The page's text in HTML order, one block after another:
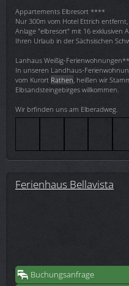
Appartements Elbresort ****
Nur 300m vom Hotel Ettrich
Anlage "elbresort" mit 16 exklusiven
Ihren Urlaub in der Sächsischen
Lanhaus Weißig-
In unseren Landhaus-
vom Kurort Rathen , heißen wir
Elbsandsteingebirges willkommen.
Wir brfinden uns am Elberadweg.
Ferienhaus Bellavista
Buchungsanfrage